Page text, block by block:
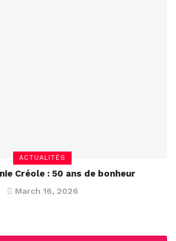
ACTUALITÉS
Créole : 50 ans de bonheur
March 16, 2026